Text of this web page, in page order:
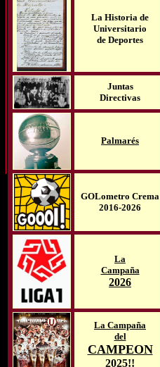
La Historia de
Universitario
de Deportes
Juntas
Directivas
Palmarés
GOLometro Crema
2016-2026
La
Campaña
2026
La Campaña
del
CAMPEON
2025!!